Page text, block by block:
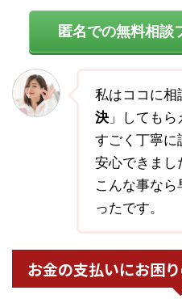
匿名での無料相談
私はココに相
決」してもら
すごく丁寧に
安心できまし
こんな事な
ったです。
お金の支払いにお困